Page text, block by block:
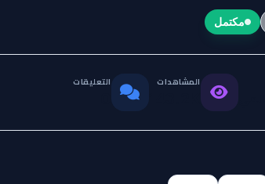
مكتمل
المشاهدات التعليقات